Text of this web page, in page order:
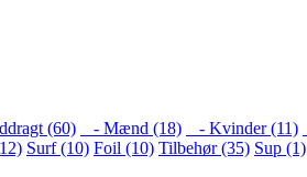
(60) - Mænd (18) - Kvinder (11)
Surf (10) Foil (10) Tilbehør (35) Sup (1)